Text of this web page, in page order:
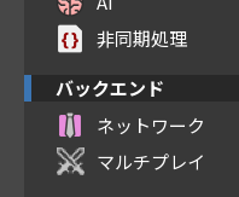
非同期処理
バックエンド
ネットワーク
マルチプレイ